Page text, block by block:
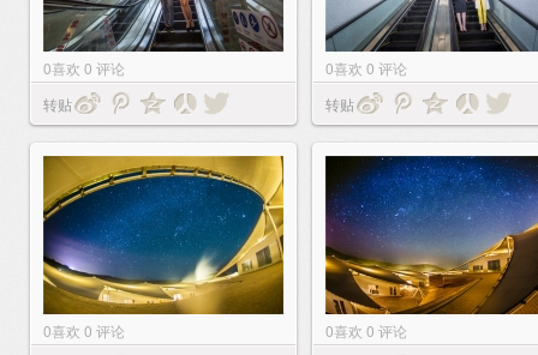
0喜欢 0 评论
转贴
0喜欢 0 评论
转贴
0喜欢 0 评论
0喜欢 0 评论